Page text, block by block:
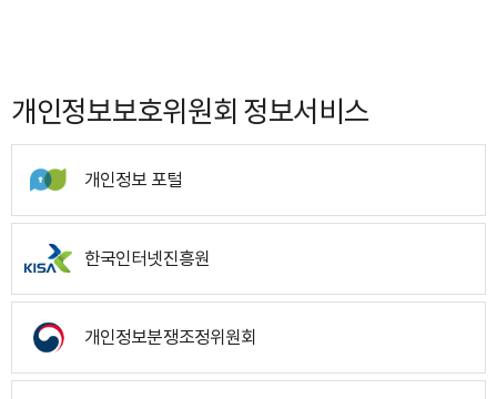
개인정보보호위원회 정보서비스
개인정보 포털
한국인터넷진흥원
개인정보분쟁조정위원회